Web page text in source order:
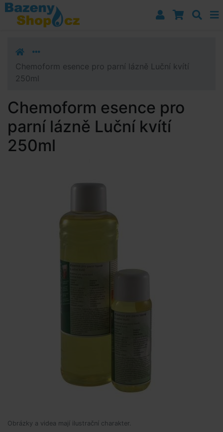
Přejít k navigaci
Přejít na obsah
Přejít k postrannímu sloupci
Chemoform esence pro parní lázně Luční kvítí
250ml
Chemoform esence pro
parní lázně Luční kvítí
250ml
Obrázky a videa mají ilustrační charakter.